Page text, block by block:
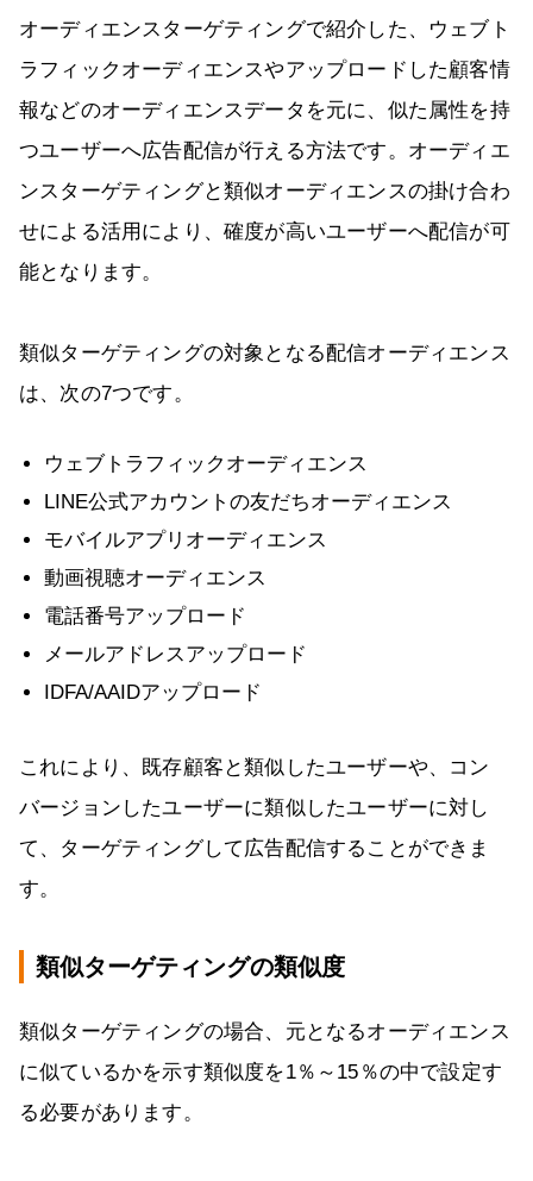
オーディエンスターゲティングで紹介した、ウェブト
ラフィックオーディエンスやアップロードした顧客情
報などのオーディエンスデータを元に、似た属性を持
つユーザーへ広告配信が行える方法です。オーディエ
ンスターゲティングと類似オーディエンスの掛け合わ
せによる活用により、確度が高いユーザーへ配信が可
能となります。
類似ターゲティングの対象となる配信オーディエンス
は、次の7つです。
ウェブトラフィックオーディエンス
LINE公式アカウントの友だちオーディエンス
モバイルアプリオーディエンス
動画視聴オーディエンス
電話番号アップロード
メールアドレスアップロード
IDFA/AAIDアップロード
これにより、既存顧客と類似したユーザーや、コン
バージョンしたユーザーに類似したユーザーに対し
て、ターゲティングして広告配信することができま
す。
類似ターゲティングの類似度
類似ターゲティングの場合、元となるオーディエンス
に似ているかを示す類似度を1％～15％の中で設定す
る必要があります。